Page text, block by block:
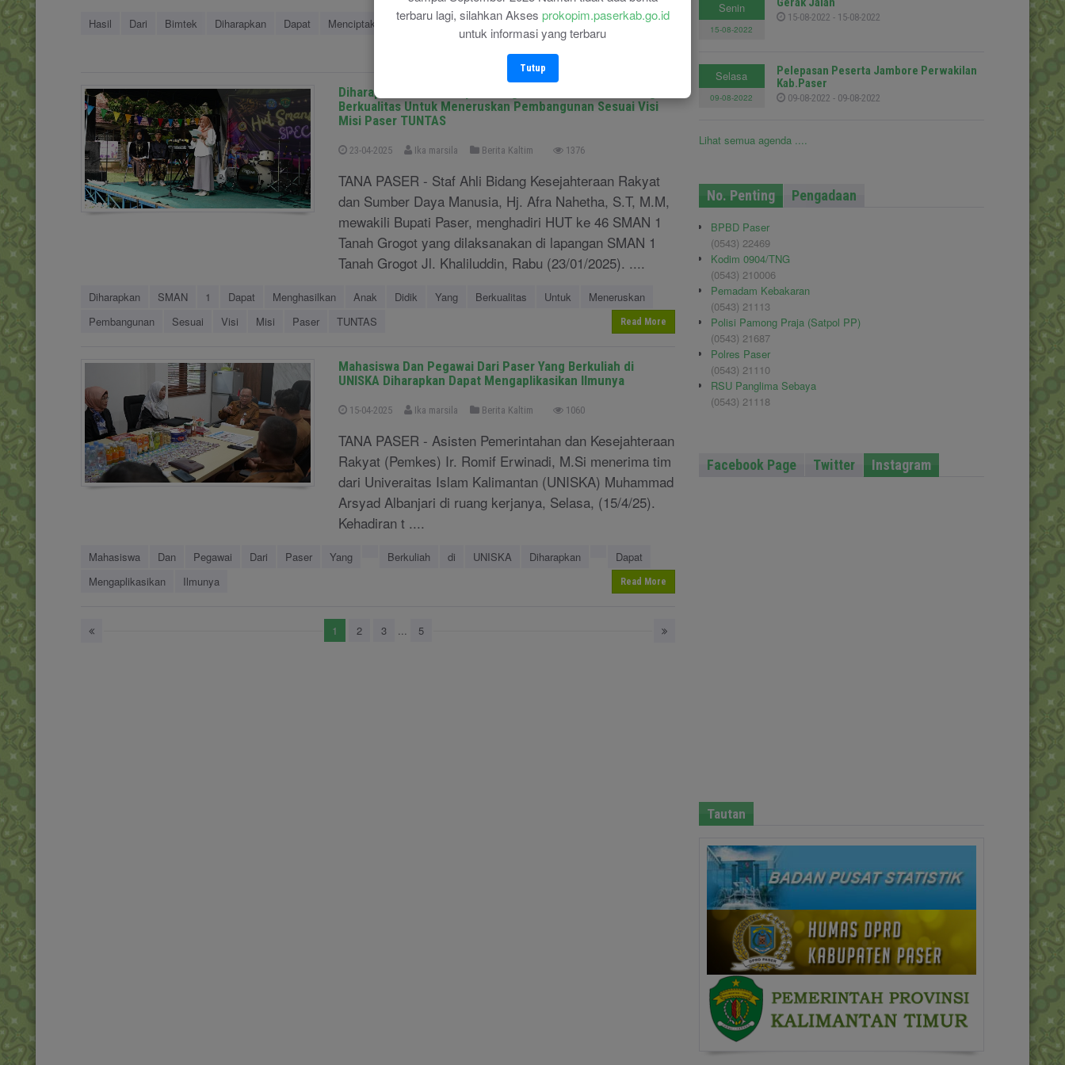
terbaru lagi, silahkan Akses prokopim.paserkab.go.id
untuk informasi yang terbaru
Tutup
Hasil Dari Bimtek Diharapkan Dapat Menciptakan Penyuluh Antikorupsi Yang Kompeten
Diharapkan SMAN 1 Dapat Menghasilkan Anak Didik Yang
Berkualitas Untuk Meneruskan Pembangunan Sesuai Visi
Misi Paser TUNTAS
23-04-2025 Ika marsila Berita Kaltim 1376
TANA PASER - Staf Ahli Bidang Kesejahteraan Rakyat
dan Sumber Daya Manusia, Hj. Afra Nahetha, S.T, M.M,
mewakili Bupati Paser, menghadiri HUT ke 46 SMAN 1
Tanah Grogot yang dilaksanakan di lapangan SMAN 1
Tanah Grogot Jl. Khaliluddin, Rabu (23/01/2025). ....
Diharapkan SMAN 1 Dapat Menghasilkan Anak Didik Yang Berkualitas Untuk
Meneruskan
Pembangunan
Sesuai Visi Misi Paser TUNTAS Read More
Mahasiswa Dan Pegawai Dari Paser Yang Berkuliah di
UNISKA Diharapkan Dapat Mengaplikasikan Ilmunya
15-04-2025 Ika marsila Berita Kaltim 1060
TANA PASER - Asisten Pemerintahan dan Kesejahteraan
Rakyat (Pemkes) Ir. Romif Erwinadi, M.Si menerima tim
dari Univeraitas Islam Kalimantan (UNISKA) Muhammad
Arsyad Albanjari di ruang kerjanya, Selasa, (15/4/25).
Kehadiran t ....
Mahasiswa Dan Pegawai Dari Paser Yang Berkuliah di UNISKA Diharapkan
Dapat
Mengaplikasikan
Ilmunya Read More
1 2 3 ... 5
Senin
15-08-2022
15-08-2022 - 15-08-2022
Selasa
09-08-2022
Pelepasan Peserta Jambore Perwakilan
Kab.Paser
09-08-2022 - 09-08-2022
Lihat semua agenda ....
No. Penting Pengadaan
BPBD Paser
(0543) 22469
Kodim 0904/TNG
(0543) 210006
Pemadam Kebakaran
(0543) 21113
Polisi Pamong Praja (Satpol PP)
(0543) 21687
Polres Paser
(0543) 21110
RSU Panglima Sebaya
(0543) 21118
Facebook Page Twitter Instagram
Tautan